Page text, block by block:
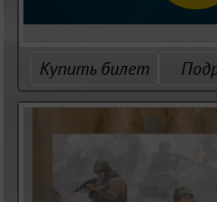
Купить билет